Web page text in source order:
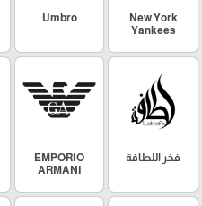
New York
Yankees
Umbro
فخر اللطافة
EMPORIO
ARMANI